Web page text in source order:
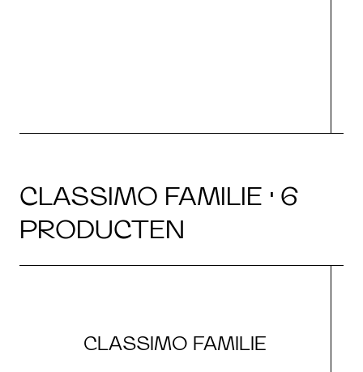
CLASSIMO FAMILIE · 6
PRODUCTEN
CLASSIMO FAMILIE